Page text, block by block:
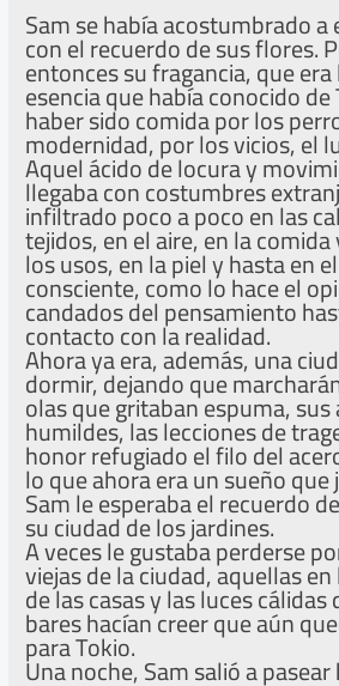
Sam se había acostumbrado
con el recuerdo de sus flores.
entonces su fragancia, que
esencia que había conocido
haber sido comida por los
modernidad, por los vicios, el
Aquel ácido de locura y
llegaba con costumbres
infiltrado poco a poco en las
tejidos, en el aire, en la
los usos, en la piel y hasta en
consciente, como lo hace el
candados del pensamiento
contacto con la realidad.
Ahora ya era, además, una
dormir, dejando que
olas que gritaban espuma,
humildes, las lecciones de
honor refugiado el filo del
lo que ahora era un sueño
Sam le esperaba el recuerdo
su ciudad de los jardines.
A veces le gustaba perderse
viejas de la ciudad, aquellas
de las casas y las luces
bares hacían creer que aún
para Tokio.
Una noche, Sam salió a